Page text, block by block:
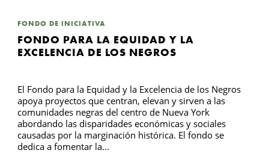
FONDO DE INICIATIVA
FONDO PARA LA EQUIDAD Y LA
EXCELENCIA DE LOS NEGROS
El Fondo para la Equidad y la Excelencia de los Negros
apoya proyectos que centran, elevan y sirven a las
comunidades negras del centro de Nueva York
abordando las disparidades económicas y sociales
causadas por la marginación histórica. El fondo se
dedica a fomentar la...